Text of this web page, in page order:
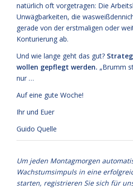
natürlich oft vorgetragen: Die
Unwägbarkeiten, die
gerade von der erstmaligen oder
Konturierung ab.
Und wie lange geht das gut?
wollen gepflegt werden. „Brumm
nur …
Auf eine gute Woche!
Ihr und Euer
Guido Quelle
Um jeden Montagmorgen
Wachstumsimpuls in eine
starten, registrieren Sie sich für